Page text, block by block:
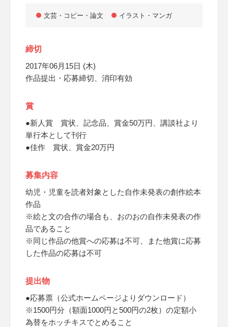
文芸・コピー・論文 イラスト・マンガ
締切
2017年06月15日 (木)
作品提出・応募締切、消印有効
賞
●新人賞 賞状、記念品、賞金50万円、講談社より
単行本として刊行
●佳作 賞状、賞金20万円
募集内容
幼児・児童を読者対象とした自作未発表の創作絵本
作品
※絵と文の合作の場合も、おのおの自作未発表の作
品であること
※同じ作品の他賞への応募は不可、また他賞に応募
した作品の応募は不可
提出物
●応募票（公式ホームページよりダウンロード）
※1500円分（額面1000円と500円の2枚）の定額小
為替をホッチキスでとめること